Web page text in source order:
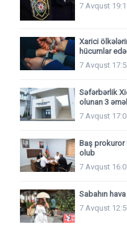
7 Avqust
Xarici
hücumlar
7 Avqust
Səfərbərlik
olunan 3
7 Avqust
Baş prokuror
olub
7 Avqust
Sabahın
7 Avqust